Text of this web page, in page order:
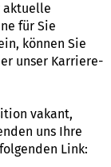
aktuelle
für Sie
können Sie
unser Karriere-
vakant,
uns Ihre
Link: